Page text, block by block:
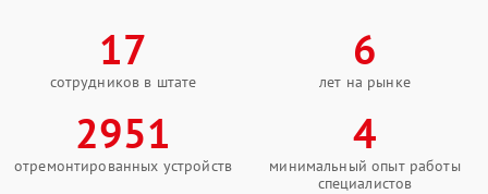
17
сотрудников в штате
6
лет на рынке
2951
отремонтированных устройств
4
минимальный опыт работы
специалистов